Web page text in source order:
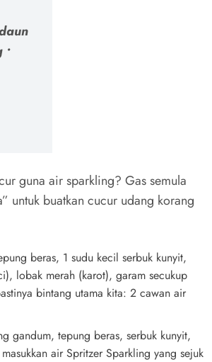
guna air sparkling? Gas semula
untuk buatkan cucur udang korang
beras, 1 sudu kecil serbuk kunyit,
lobak merah (karot), garam secukup
bintang utama kita: 2 cawan air
gandum, tepung beras, serbuk kunyit,
air Spritzer Sparkling yang sejuk